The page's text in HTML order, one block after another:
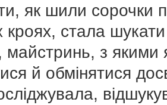
як шили сорочки
кроях, стала шукати
майстринь, з
й обмінятися